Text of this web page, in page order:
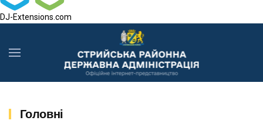
DJ-Extensions.com
Головні